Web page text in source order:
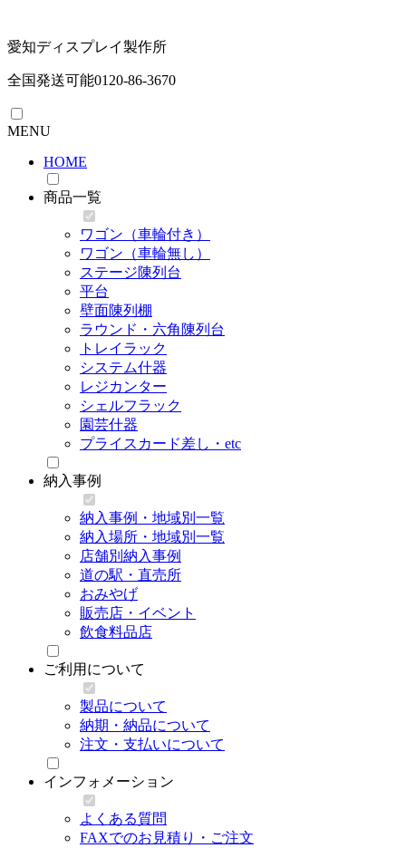
愛知ディスプレイ製作所
全国発送可能0120-86-3670
MENU
HOME
商品一覧
ワゴン（車輪付き）
ワゴン（車輪無し）
ステージ陳列台
平台
壁面陳列棚
ラウンド・六角陳列台
トレイラック
システム什器
レジカンター
シェルフラック
園芸什器
プライスカード差し・etc
納入事例
納入事例・地域別一覧
納入場所・地域別一覧
店舗別納入事例
道の駅・直売所
おみやげ
販売店・イベント
飲食料品店
ご利用について
製品について
納期・納品について
注文・支払いについて
インフォメーション
よくある質問
FAXでのお見積り・ご注文